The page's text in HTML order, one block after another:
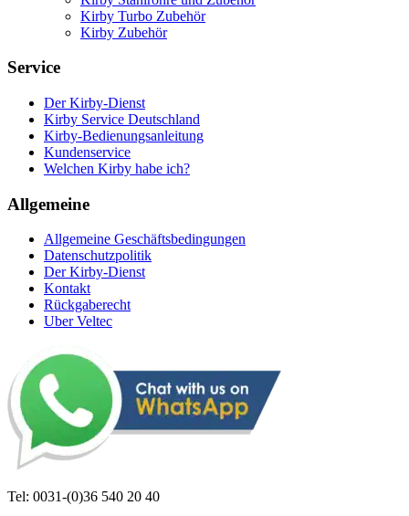
Kirby Turbo Zubehör
Kirby Zubehör
Service
Der Kirby-Dienst
Kirby Service Deutschland
Kirby-Bedienungsanleitung
Kundenservice
Welchen Kirby habe ich?
Allgemeine
Allgemeine Geschäftsbedingungen
Datenschutzpolitik
Der Kirby-Dienst
Kontakt
Rückgaberecht
Uber Veltec
Tel: 0031-(0)36 540 20 40